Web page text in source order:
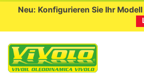
Neu: Konfigurieren Sie Ihr